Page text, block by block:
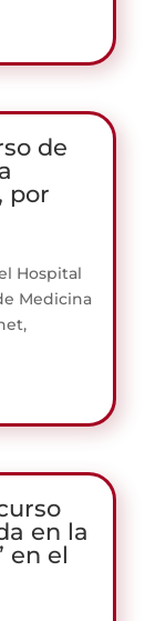
de
por
Hospital
Medicina
en la
en el